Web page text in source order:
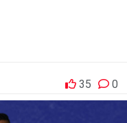
35 0